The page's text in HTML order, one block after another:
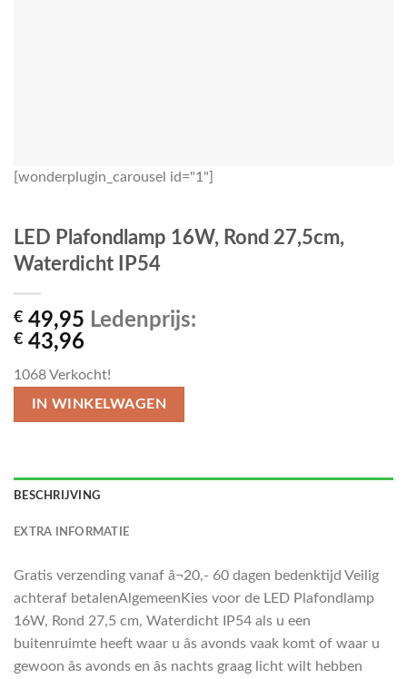
[wonderplugin_carousel id="1"]
LED Plafondlamp 16W, Rond 27,5cm,
Waterdicht IP54
€ 49,95 Ledenprijs:
€ 43,96
1068Verkocht!
IN WINKELWAGEN
BESCHRIJVING
EXTRA INFORMATIE
Gratis verzending vanaf â¬20,- 60 dagen bedenktijd Veilig
achteraf betalenAlgemeenKies voor de LED Plafondlamp
16W, Rond 27,5 cm, Waterdicht IP54 als u een
buitenruimte heeft waar u âs avonds vaak komt of waar u
gewoon âs avonds en âs nachts graag licht wilt hebben